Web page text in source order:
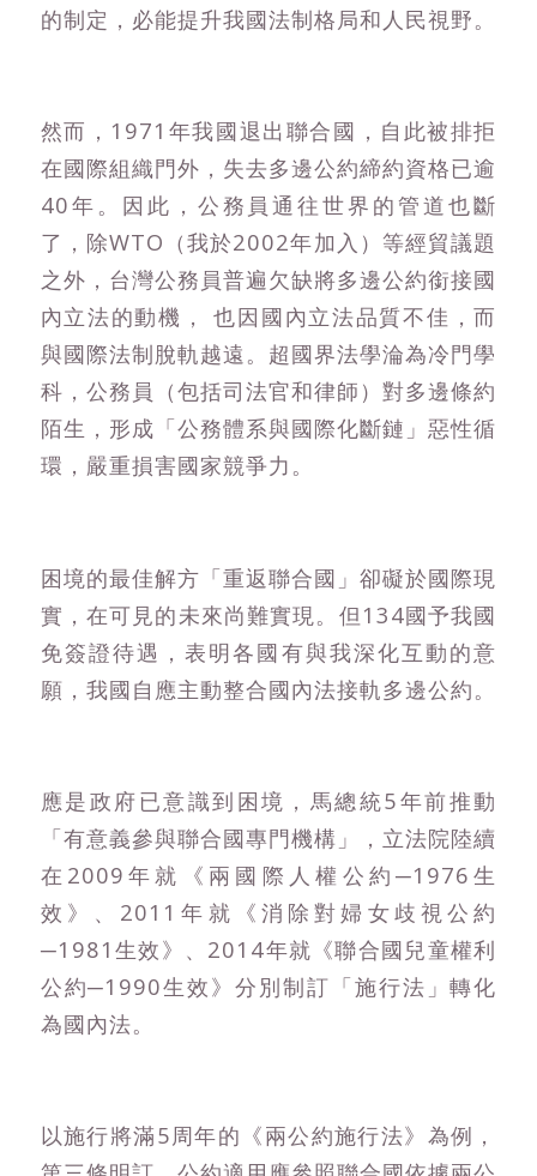
的制定，必能提升我國法制格局和人民視野。
然而，1971年我國退出聯合國，自此被排拒
在國際組織門外，失去多邊公約締約資格已逾
40年。因此，公務員通往世界的管道也斷
了，除WTO（我於2002年加入）等經貿議題
之外，台灣公務員普遍欠缺將多邊公約銜接國
內立法的動機， 也因國內立法品質不佳，而
與國際法制脫軌越遠。超國界法學淪為冷門學
科，公務員（包括司法官和律師）對多邊條約
陌生，形成「公務體系與國際化斷鏈」惡性循
環，嚴重損害國家競爭力。
困境的最佳解方「重返聯合國」卻礙於國際現
實，在可見的未來尚難實現。但134國予我國
免簽證待遇，表明各國有與我深化互動的意
願，我國自應主動整合國內法接軌多邊公約。
應是政府已意識到困境，馬總統5年前推動
「有意義參與聯合國專門機構」，立法院陸續
在2009年就《兩國際人權公約─1976生
效》、2011年就《消除對婦女歧視公約
─1981生效》、2014年就《聯合國兒童權利
公約─1990生效》分別制訂「施行法」轉化
為國內法。
以施行將滿5周年的《兩公約施行法》為例，